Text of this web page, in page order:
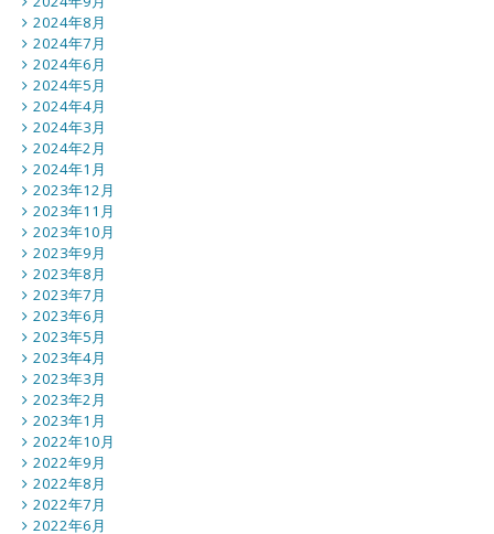
2024年8月
2024年7月
2024年6月
2024年5月
2024年4月
2024年3月
2024年2月
2024年1月
2023年12月
2023年11月
2023年10月
2023年9月
2023年8月
2023年7月
2023年6月
2023年5月
2023年4月
2023年3月
2023年2月
2023年1月
2022年10月
2022年9月
2022年8月
2022年7月
2022年6月